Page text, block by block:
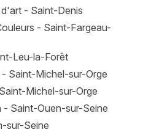
- Saint-Denis
- Saint-Fargeau-
Leu-la-Forêt
Saint-Michel-sur-Orge
Michel-sur-Orge
- Saint-Ouen-sur-Seine
sur-Seine